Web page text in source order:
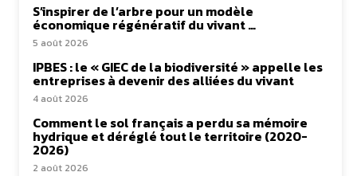
S’inspirer de l’arbre pour un modèle
économique régénératif du vivant …
5 août 2026
IPBES : le « GIEC de la biodiversité » appelle les
entreprises à devenir des alliées du vivant
4 août 2026
Comment le sol français a perdu sa mémoire
hydrique et déréglé tout le territoire (2020-
2026)
2 août 2026